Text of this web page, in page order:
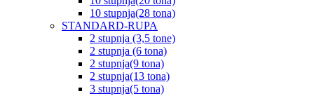
10 stupnja(28 tona)
STANDARD-RUPA
2 stupnja (3,5 tone)
2 stupnja (6 tona)
2 stupnja(9 tona)
2 stupnja(13 tona)
3 stupnja(5 tona)